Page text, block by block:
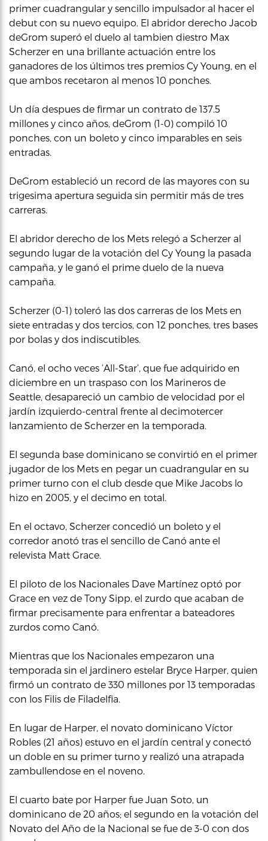
primer cuadrangular y sencillo impulsador al hacer el
debut con su nuevo equipo. El abridor derecho Jacob
deGrom superó el duelo al tambien diestro Max
Scherzer en una brillante actuación entre los
ganadores de los últimos tres premios Cy Young, en el
que ambos recetaron al menos 10 ponches.
Un día despues de firmar un contrato de 137.5
millones y cinco años, deGrom (1-0) compiló 10
ponches, con un boleto y cinco imparables en seis
entradas.
DeGrom estableció un record de las mayores con su
trigesima apertura seguida sin permitir más de tres
carreras.
El abridor derecho de los Mets relegó a Scherzer al
segundo lugar de la votación del Cy Young la pasada
campaña, y le ganó el prime duelo de la nueva
campaña.
Scherzer (0-1) toleró las dos carreras de los Mets en
siete entradas y dos tercios, con 12 ponches, tres bases
por bolas y dos indiscutibles.
Canó, el ocho veces ‘All-Star’, que fue adquirido en
diciembre en un traspaso con los Marineros de
Seattle, desapareció un cambio de velocidad por el
jardín izquierdo-central frente al decimotercer
lanzamiento de Scherzer en la temporada.
El segunda base dominicano se convirtió en el primer
jugador de los Mets en pegar un cuadrangular en su
primer turno con el club desde que Mike Jacobs lo
hizo en 2005, y el decimo en total.
En el octavo, Scherzer concedió un boleto y el
corredor anotó tras el sencillo de Canó ante el
relevista Matt Grace.
El piloto de los Nacionales Dave Martínez optó por
Grace en vez de Tony Sipp, el zurdo que acaban de
firmar precisamente para enfrentar a bateadores
zurdos como Canó.
Mientras que los Nacionales empezaron una
temporada sin el jardinero estelar Bryce Harper, quien
firmó un contrato de 330 millones por 13 temporadas
con los Filis de Filadelfia.
En lugar de Harper, el novato dominicano Víctor
Robles (21 años) estuvo en el jardín central y conectó
un doble en su primer turno y realizó una atrapada
zambullendose en el noveno.
El cuarto bate por Harper fue Juan Soto, un
dominicano de 20 años; el segundo en la votación del
Novato del Año de la Nacional se fue de 3-0 con dos